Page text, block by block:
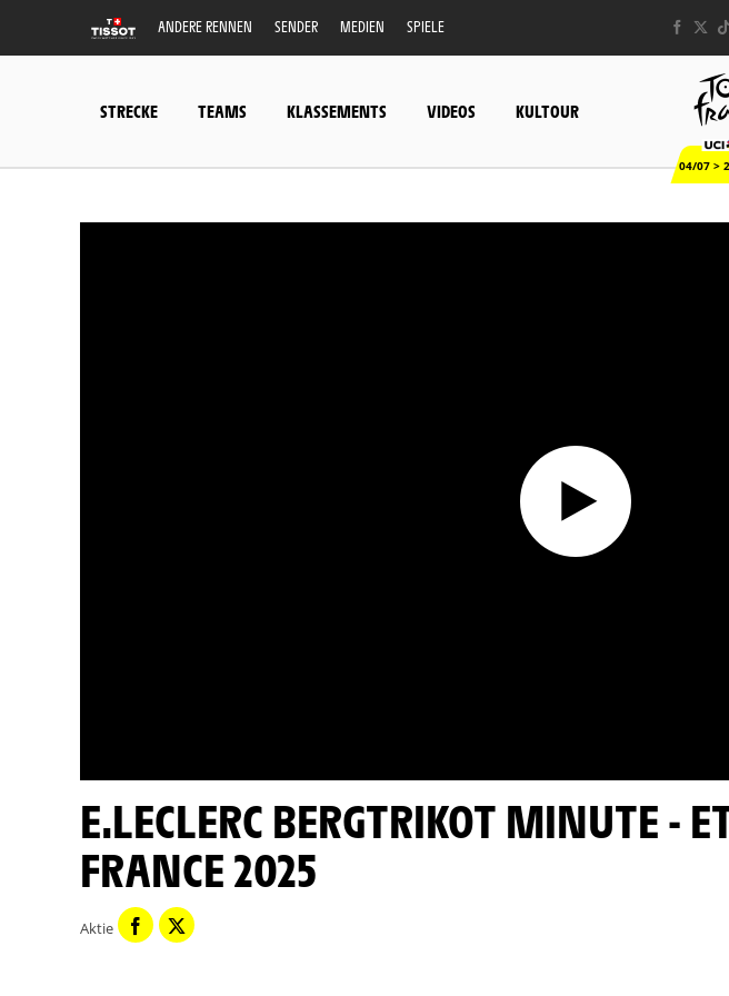
ANDERE RENNEN SENDER MEDIEN SPIELE
STRECKE TEAMS KLASSEMENTS VIDEOS KULTOUR
04/07 >
E.LECLERC BERGTRIKOT MINUTE - ETAPPE 14 - TOUR DE
FRANCE 2025
Aktie